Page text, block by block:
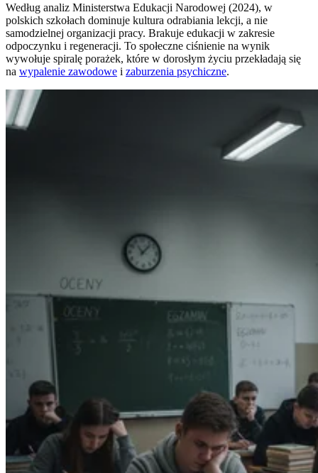
Według analiz Ministerstwa Edukacji Narodowej (2024), w
polskich szkołach dominuje kultura odrabiania lekcji, a nie
samodzielnej organizacji pracy. Brakuje edukacji w zakresie
odpoczynku i regeneracji. To społeczne ciśnienie na wynik
wywołuje spiralę porażek, które w dorosłym życiu przekładają się
na wypalenie zawodowe i zaburzenia psychiczne.